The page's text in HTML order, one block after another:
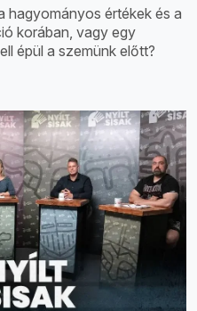
hagyományos értékek és a
korában, vagy egy
épül a szemünk előtt?